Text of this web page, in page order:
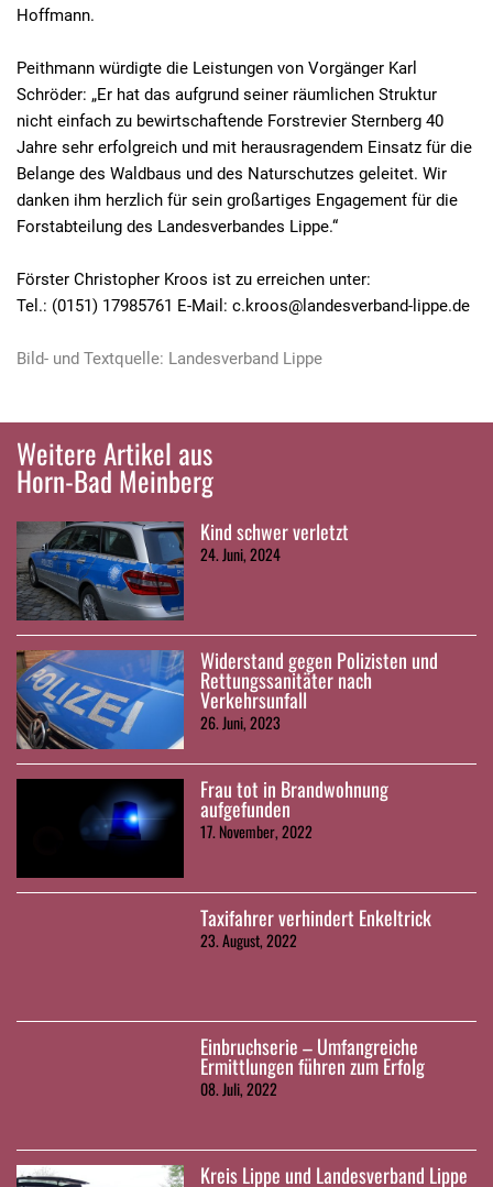
Hoffmann.
Peithmann würdigte die Leistungen von Vorgänger Karl
Schröder: „Er hat das aufgrund seiner räumlichen Struktur
nicht einfach zu bewirtschaftende Forstrevier Sternberg 40
Jahre sehr erfolgreich und mit herausragendem Einsatz für die
Belange des Waldbaus und des Naturschutzes geleitet. Wir
danken ihm herzlich für sein großartiges Engagement für die
Forstabteilung des Landesverbandes Lippe.“
Förster Christopher Kroos ist zu erreichen unter:
Tel.: (0151) 17985761 E-Mail: c.kroos@landesverband-lippe.de
Bild- und Textquelle: Landesverband Lippe
Weitere Artikel aus
Horn-Bad Meinberg
Kind schwer verletzt
24. Juni, 2024
Widerstand gegen Polizisten und
Rettungssanitäter nach
Verkehrsunfall
26. Juni, 2023
Frau tot in Brandwohnung
aufgefunden
17. November, 2022
Taxifahrer verhindert Enkeltrick
23. August, 2022
Einbruchserie – Umfangreiche
Ermittlungen führen zum Erfolg
08. Juli, 2022
Kreis Lippe und Landesverband Lippe